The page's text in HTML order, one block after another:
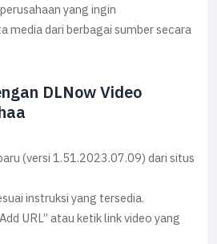
yang ingin
media dari berbagai sumber secara
DLNow Video
(versi 1.51.2023.07.09) dari situs
instruksi yang tersedia.
URL” atau ketik link video yang